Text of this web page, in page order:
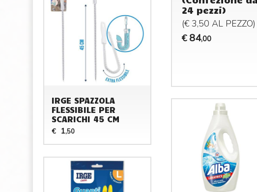
24 pezzi)
(€ 3,50 AL PEZZO)
€ 84,00
IRGE SPAZZOLA
FLESSIBILE PER
SCARICHI 45 CM
€ 1,50